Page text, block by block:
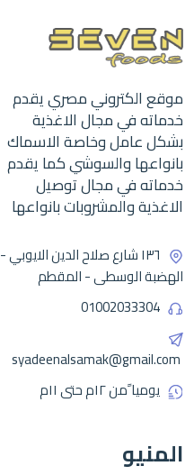
موقع الكتروني مصري يقدم
خدماته في مجال الاغذية
بشكل عامل وخاصة الاسماك
بانواعها والسوشي كما يقدم
خدماته في مجال توصيل
الاغذية والمشروبات بانواعها
١٣٦ شارع صلاح الدين الايوبي -
الهضبة الوسطى - المقطم
01002033304
syadeenalsamak@gmail.com
يوميا ًمن ١٢م حتى ١١م
المنيو